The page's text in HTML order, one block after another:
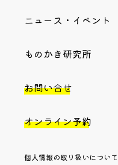
ニュース・イベント
ものかき研究所
お問い合せ
オンライン予約
個人情報の取り扱いについて